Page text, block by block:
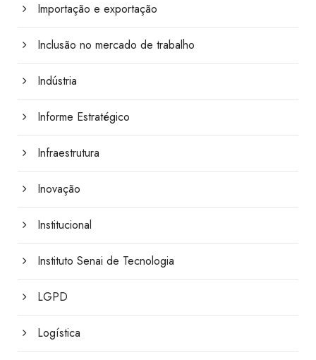
Importação e exportação
Inclusão no mercado de trabalho
Indústria
Informe Estratégico
Infraestrutura
Inovação
Institucional
Instituto Senai de Tecnologia
LGPD
Logística